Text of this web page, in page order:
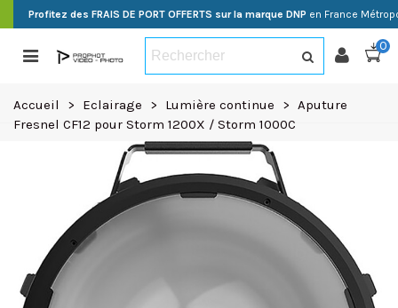
Profitez des FRAIS DE PORT OFFERTS sur la marque DNP en France
0
Accueil > Eclairage > Lumière continue > Aputure
Fresnel CF12 pour Storm 1200X / Storm 1000C